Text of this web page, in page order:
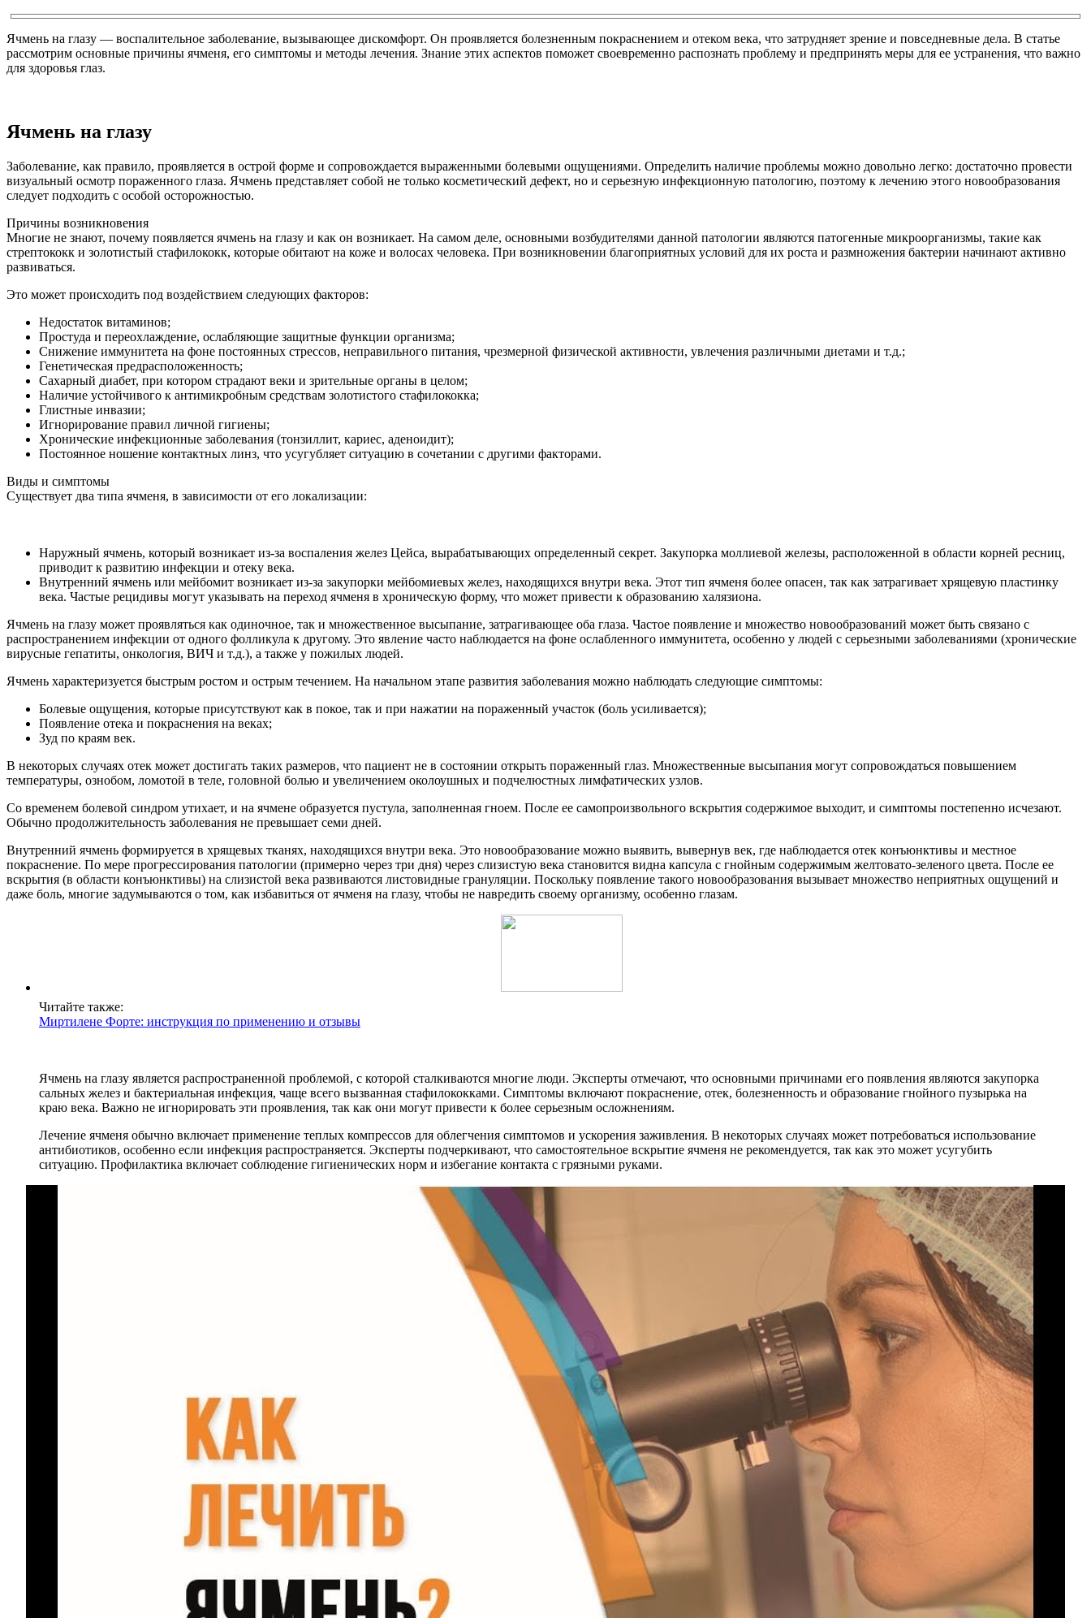
Ячмень на глазу — воспалительное заболевание, вызывающее дискомфорт. Он проявляется болезненным покраснением и отеком века, что затрудняет зрение и повседневные дела. В статье
рассмотрим основные причины ячменя, его симптомы и методы лечения. Знание этих аспектов поможет своевременно распознать проблему и предпринять меры для ее устранения, что важно
для здоровья глаз.
Ячмень на глазу
Заболевание, как правило, проявляется в острой форме и сопровождается выраженными болевыми ощущениями. Определить наличие проблемы можно довольно легко: достаточно провести
визуальный осмотр пораженного глаза. Ячмень представляет собой не только косметический дефект, но и серьезную инфекционную патологию, поэтому к лечению этого новообразования
следует подходить с особой осторожностью.
Причины возникновения
Многие не знают, почему появляется ячмень на глазу и как он возникает. На самом деле, основными возбудителями данной патологии являются патогенные микроорганизмы, такие как
стрептококк и золотистый стафилококк, которые обитают на коже и волосах человека. При возникновении благоприятных условий для их роста и размножения бактерии начинают активно
развиваться.
Это может происходить под воздействием следующих факторов:
Недостаток витаминов;
Простуда и переохлаждение, ослабляющие защитные функции организма;
Снижение иммунитета на фоне постоянных стрессов, неправильного питания, чрезмерной физической активности, увлечения различными диетами и т.д.;
Генетическая предрасположенность;
Сахарный диабет, при котором страдают веки и зрительные органы в целом;
Наличие устойчивого к антимикробным средствам золотистого стафилококка;
Глистные инвазии;
Игнорирование правил личной гигиены;
Хронические инфекционные заболевания (тонзиллит, кариес, аденоидит);
Постоянное ношение контактных линз, что усугубляет ситуацию в сочетании с другими факторами.
Виды и симптомы
Существует два типа ячменя, в зависимости от его локализации:
Наружный ячмень, который возникает из-за воспаления желез Цейса, вырабатывающих определенный секрет. Закупорка моллиевой железы, расположенной в области корней ресниц,
приводит к развитию инфекции и отеку века.
Внутренний ячмень или мейбомит возникает из-за закупорки мейбомиевых желез, находящихся внутри века. Этот тип ячменя более опасен, так как затрагивает хрящевую пластинку
века. Частые рецидивы могут указывать на переход ячменя в хроническую форму, что может привести к образованию халязиона.
Ячмень на глазу может проявляться как одиночное, так и множественное высыпание, затрагивающее оба глаза. Частое появление и множество новообразований может быть связано с
распространением инфекции от одного фолликула к другому. Это явление часто наблюдается на фоне ослабленного иммунитета, особенно у людей с серьезными заболеваниями (хронические
вирусные гепатиты, онкология, ВИЧ и т.д.), а также у пожилых людей.
Ячмень характеризуется быстрым ростом и острым течением. На начальном этапе развития заболевания можно наблюдать следующие симптомы:
Болевые ощущения, которые присутствуют как в покое, так и при нажатии на пораженный участок (боль усиливается);
Появление отека и покраснения на веках;
Зуд по краям век.
В некоторых случаях отек может достигать таких размеров, что пациент не в состоянии открыть пораженный глаз. Множественные высыпания могут сопровождаться повышением
температуры, ознобом, ломотой в теле, головной болью и увеличением околоушных и подчелюстных лимфатических узлов.
Со временем болевой синдром утихает, и на ячмене образуется пустула, заполненная гноем. После ее самопроизвольного вскрытия содержимое выходит, и симптомы постепенно исчезают.
Обычно продолжительность заболевания не превышает семи дней.
Внутренний ячмень формируется в хрящевых тканях, находящихся внутри века. Это новообразование можно выявить, вывернув век, где наблюдается отек конъюнктивы и местное
покраснение. По мере прогрессирования патологии (примерно через три дня) через слизистую века становится видна капсула с гнойным содержимым желтовато-зеленого цвета. После ее
вскрытия (в области конъюнктивы) на слизистой века развиваются листовидные грануляции. Поскольку появление такого новообразования вызывает множество неприятных ощущений и
даже боль, многие задумываются о том, как избавиться от ячменя на глазу, чтобы не навредить своему организму, особенно глазам.
Читайте также:
Миртилене Форте: инструкция по применению и отзывы
Ячмень на глазу является распространенной проблемой, с которой сталкиваются многие люди. Эксперты отмечают, что основными причинами его появления являются закупорка
сальных желез и бактериальная инфекция, чаще всего вызванная стафилококками. Симптомы включают покраснение, отек, болезненность и образование гнойного пузырька на
краю века. Важно не игнорировать эти проявления, так как они могут привести к более серьезным осложнениям.
Лечение ячменя обычно включает применение теплых компрессов для облегчения симптомов и ускорения заживления. В некоторых случаях может потребоваться использование
антибиотиков, особенно если инфекция распространяется. Эксперты подчеркивают, что самостоятельное вскрытие ячменя не рекомендуется, так как это может усугубить
ситуацию. Профилактика включает соблюдение гигиенических норм и избегание контакта с грязными руками.